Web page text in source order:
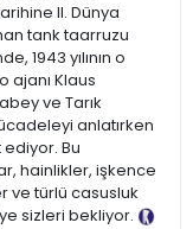
II. Dünya
tank taarruzu
1943 yılının o
ajanı Klaus
ve Tarık
anlatırken
Bu
hainlikler, işkence
ve türlü casusluk
sizleri bekliyor.